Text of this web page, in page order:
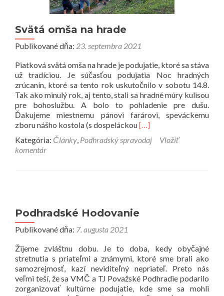
Svätá omša na hrade
Publikované dňa: 23. septembra 2021
Piatková svätá omša na hrade je podujatie, ktoré sa stáva
už tradíciou. Je súčasťou podujatia Noc hradných
zrúcanín, ktoré sa tento rok uskutočnilo v sobotu 14.8.
Tak ako minulý rok, aj tento, stali sa hradné múry kulisou
pre bohoslužbu. A bolo to pohladenie pre dušu.
Ďakujeme miestnemu pánovi farárovi, speváckemu
zboru nášho kostola (s dospeláckouPrečítať
o
[…]
Kategória: Články, Podhradský spravodaj
Vložiť
komentár
Podhradské Hodovanie
Publikované dňa: 7. augusta 2021
Žijeme zvláštnu dobu. Je to doba, kedy obyčajné
stretnutia s priateľmi a známymi, ktoré sme brali ako
samozrejmosť, kazí neviditeľný nepriateľ. Preto nás
veľmi teší, že sa VMČ a TJ Považské Podhradie podarilo
zorganizovať kultúrne podujatie, kde sme sa mohli